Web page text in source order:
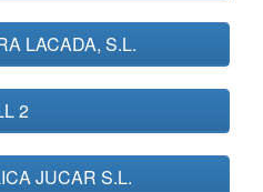
LACADA, S.L.
2
JUCAR S.L.